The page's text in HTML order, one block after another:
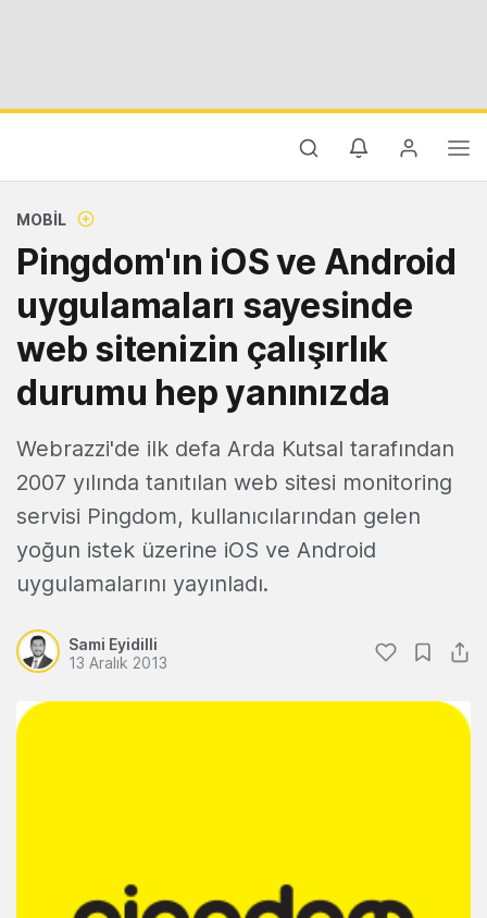
MOBIL
Pingdom'ın iOS ve Android
uygulamaları sayesinde
web sitenizin çalışırlık
durumu hep yanınızda
Webrazzi'de ilk defa Arda Kutsal tarafından
2007 yılında tanıtılan web sitesi monitoring
servisi Pingdom, kullanıcılarından gelen
yoğun istek üzerine iOS ve Android
uygulamalarını yayınladı.
Sami Eyidilli
13 Aralık 2013